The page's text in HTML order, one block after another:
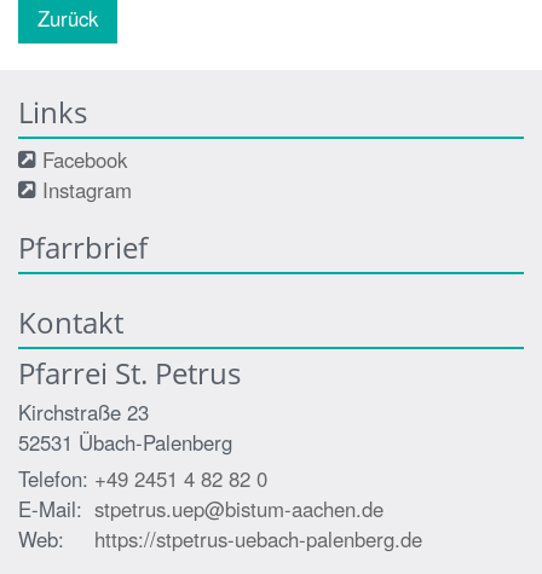
Zurück
Links
Facebook
Instagram
Pfarrbrief
Kontakt
Pfarrei St. Petrus
Kirchstraße 23
52531 Übach-Palenberg
Telefon: +49 2451 4 82 82 0
E-Mail: stpetrus.uep@bistum-aachen.de
Web:
https://stpetrus-uebach-palenberg.de